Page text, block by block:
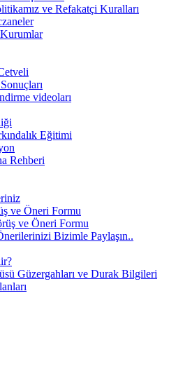
ve Refakatçi Kuralları
videoları
Eğitimi
Rehberi
ve Öneri Formu
ve Öneri Formu
Bizimle Paylaşın..
Güzergahları ve Durak Bilgileri